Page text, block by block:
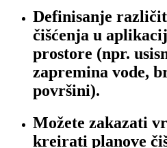
Definisanje
čišćenja u
prostore (npr.
zapremina vode,
površini).
Možete zakazati
kreirati planove